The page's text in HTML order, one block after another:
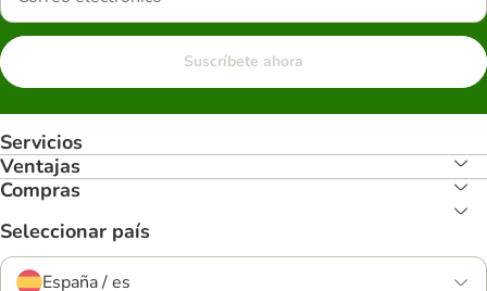
Suscríbete ahora
Servicios
Ventajas
Compras
Seleccionar país
España / es